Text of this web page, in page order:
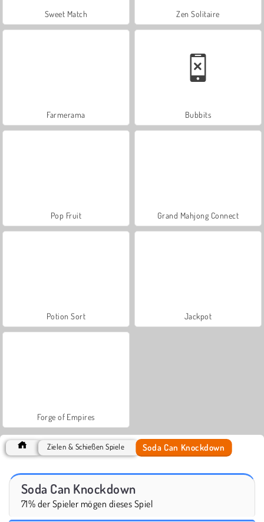
Sweet Match Zen Solitaire
Farmerama Bubbits
Pop Fruit Grand Mahjong Connect
Potion Sort Jackpot
Forge of Empires
Zielen & Schießen Spiele Soda Can Knockdown
Soda Can Knockdown
71% der Spieler mögen dieses Spiel